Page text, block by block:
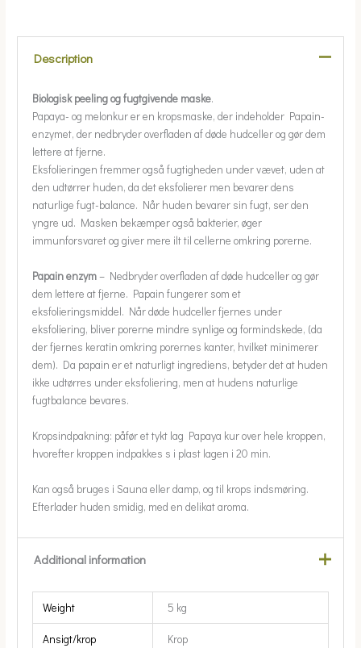
Description
Biologisk peelingog fugtgivende maske.
Papaya- og melonkur er en kropsmaske, der indeholder Papain-
enzymet, der nedbryder overfladen af døde hudceller og gør dem
lettere at fjerne.
Eksfolieringen fremmer også fugtigheden under vævet, uden at
den udtørrer huden, da det eksfolierer men bevarer dens
naturlige fugt-balance. Når huden bevarer sin fugt, ser den
yngre ud. Masken bekæmper også bakterier, øger
immunforsvaret og giver mere ilt til cellerne omkring porerne.
Papain enzym– Nedbryder overfladen af døde hudceller og gør
dem lettere at fjerne. Papain fungerer som et
eksfolieringsmiddel. Når døde hudceller fjernes under
eksfoliering, bliver porerne mindre synlige og formindskede, (da
der fjernes keratin omkring porernes kanter, hvilket minimerer
dem). Da papain er et naturligt ingrediens, betyder det at huden
ikke udtørres under eksfoliering, men at hudens naturlige
fugtbalance bevares.
Kropsindpakning: påfør et tykt lag Papaya kur over hele kroppen,
hvorefter kroppen indpakkes s i plast lagen i 20 min.
Kan også bruges i Sauna eller damp, og til krops indsmøring.
Efterlader huden smidig, med en delikat aroma.
Additional information
Weight 5 kg
Ansigt/krop Krop